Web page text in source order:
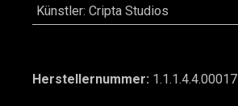
Künstler: Cripta Studios
Herstellernummer: 1.1.1.4.4.00017